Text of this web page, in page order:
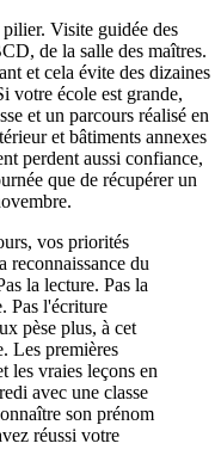
Visite guidée des
de la salle des maîtres.
et cela évite des dizaines
votre école est grande,
et un parcours réalisé en
et bâtiments annexes
perdent aussi confiance,
que de récupérer un
vos priorités
reconnaissance du
la lecture. Pas la
Pas l'écriture
pèse plus, à cet
Les premières
les vraies leçons en
avec une classe
son prénom
réussi votre